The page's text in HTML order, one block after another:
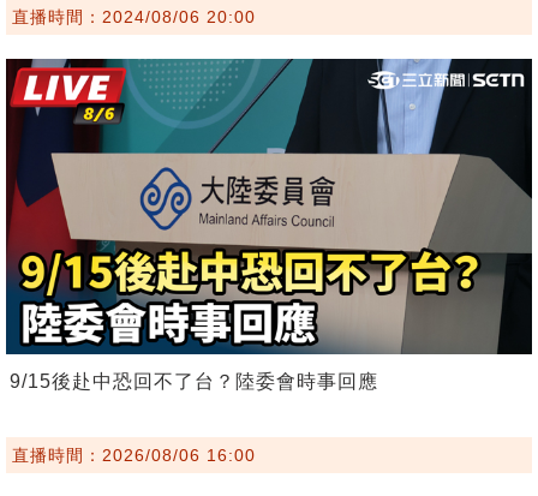
直播時間：2024/08/06 20:00
9/15後赴中恐回不了台？陸委會時事回應
直播時間：2026/08/06 16:00